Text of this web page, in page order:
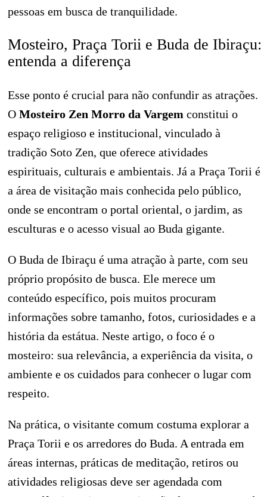
pessoas em busca de tranquilidade.
Mosteiro, Praça Torii e Buda de Ibiraçu:
entenda a diferença
Esse ponto é crucial para não confundir as atrações.
O Mosteiro Zen Morro da Vargem constitui o
espaço religioso e institucional, vinculado à
tradição Soto Zen, que oferece atividades
espirituais, culturais e ambientais. Já a Praça Torii é
a área de visitação mais conhecida pelo público,
onde se encontram o portal oriental, o jardim, as
esculturas e o acesso visual ao Buda gigante.
O Buda de Ibiraçu é uma atração à parte, com seu
próprio propósito de busca. Ele merece um
conteúdo específico, pois muitos procuram
informações sobre tamanho, fotos, curiosidades e a
história da estátua. Neste artigo, o foco é o
mosteiro: sua relevância, a experiência da visita, o
ambiente e os cuidados para conhecer o lugar com
respeito.
Na prática, o visitante comum costuma explorar a
Praça Torii e os arredores do Buda. A entrada em
áreas internas, práticas de meditação, retiros ou
atividades religiosas deve ser agendada com